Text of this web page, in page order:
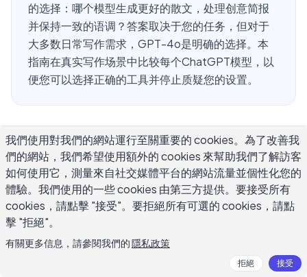
的选择：哪个模型生成更好的散文，处理创意简报
并保持一致的语调？答案取决于您的任务，但对于
大多数日常写作需求，GPT-4o是明确的选择。本
指南在真实写作场景中比较每个ChatGPT模型，以
便您可以选择正确的工具并停止质疑您的设置。
总体来说，写作最好的ChatGPT模型是
什么?
对于大多数写作任务，GPT-4o是目前可用的最好的
ChatGPT模型。它结合了高质量的语言、快速的响应时间
和128,000个令牌的上下文窗口，足以处理全文文章、详细
我們使用對我們的網站運行至關重要的 cookies。為了改善我
們的網站，我們希望使用額外的 cookies 來幫助我們了解訪客
如何使用它，測量來自社交媒體平台的網站流量並個性化您的
體驗。我們使用的一些 cookies 由第三方提供。要接受所有
cookies，請點擊 "接受"。要拒絕所有可選的 cookies，請點
擊 "拒絕"。
有關更多信息，請參閱我們的隱私政策
拒絕 接受